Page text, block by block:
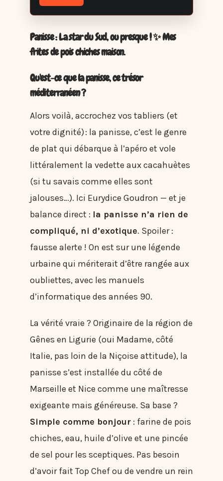
Panisse : La star du Sud, ou presque ! ✨ Mes
frites de pois chiches maison.
Qu'est-ce que la panisse, ce trésor
méditerranéen ?
Alors voilà, accrochez vos tabliers (et
votre dignité) : la panisse, c’est le genre
de plat qui débarque à l’apéro et vole
littéralement la vedette aux cacahuètes
(si tu savais comme elles sont
jalouses…). Ici Eurydice Goudron — et je
balance direct : la panisse n’a rien de
compliqué, ni d’exotique. Spoiler :
fausse alerte ! On est sur une légende
urbaine qui mériterait d’être rangée aux
oubliettes, avec les manuels
d’informatique des années 90.
La vérité vraie ? Originaire de la région de
Gênes en Ligurie (oui Madame, côté
Italie, pas loin de la Niçoise attitude), la
panisse s’est installée du côté de
Marseille et Nice comme une maîtresse
exigeante mais généreuse. Sa base ?
Simple comme bonjour : farine de pois
chiches, eau, huile d’olive et une pincée
de sel pour les sceptiques. Pas besoin
d’avoir fait Top Chef ou de vendre un rein